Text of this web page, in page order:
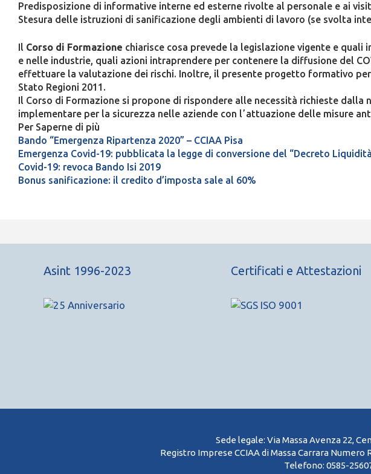
Predisposizione di informative interne ed esterne rivolte al personale e ai
Stesura delle istruzioni di sanificazione degli ambienti di lavoro (se svolta
Il Corso di Formazione chiarisce cosa prevede la legislazione vigente e
e nelle industrie, quali azioni intraprendere per contenere la diffusione del
effettuare la valutazione dei rischi. Inoltre, il presente progetto formativo
Stato Regioni 2011.
Il Corso di Formazione si propone di rispondere alle necessità richieste
implementare per la sicurezza nelle aziende con lʼattuazione delle misure
Per Saperne di più
Bando “Emergenza Ripartenza 2020” – CCIAA Pisa
Emergenza Covid-19: pubblicata la legge di conversione del “Decreto
Covid-19: revoca Bando Isi 2019
Bonus sanificazione: il credito d’imposta sale al 60%
Asint 1996-2023 Certificati e Attestazioni
Sede legale: Via Massa Avenza 22,
Registro Imprese CCIAA di Massa Carrara Numero
Telefono: 0585-